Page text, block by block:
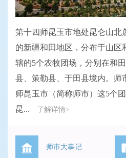
第十四师昆玉市地处昆仑山北
的新疆和田地区，分布于山区
辖的5个农牧团场，分别在和
县、策勒县、于田县境内。师
师昆玉市（简称师市）这5个
昆...
了解详情>
师市大事记